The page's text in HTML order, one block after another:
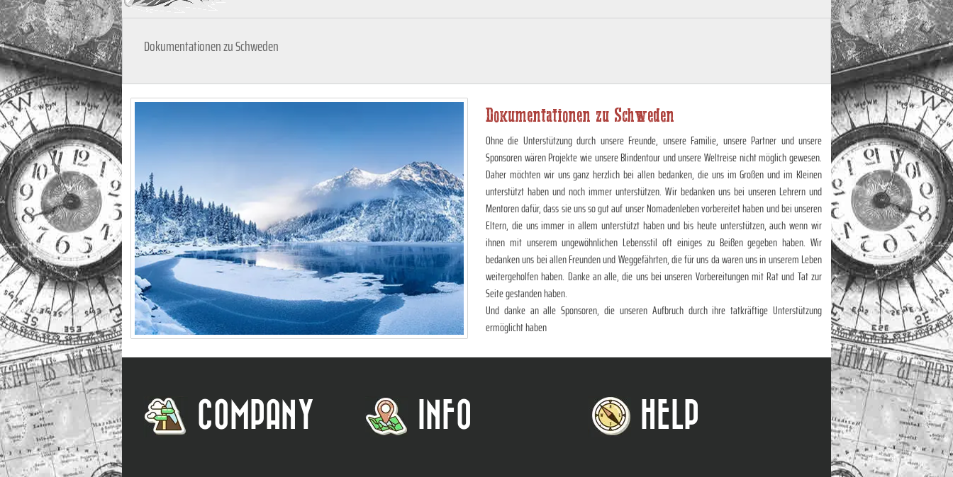
Dokumentationen zu Schweden
Dokumentationen zu Schweden
Ohne die Unterstützung durch unsere Freunde, unsere Familie, unsere Partner und unsere
Sponsoren wären Projekte wie unsere Blindentour und unsere Weltreise nicht möglich gewesen.
Daher möchten wir uns ganz herzlich bei allen bedanken, die uns im Großen und im Kleinen
unterstützt haben und noch immer unterstützen. Wir bedanken uns bei unseren Lehrern und
Mentoren dafür, dass sie uns so gut auf unser Nomadenleben vorbereitet haben und bei unseren
Eltern, die uns immer in allem unterstützt haben und bis heute unterstützen, auch wenn wir
ihnen mit unserem ungewöhnlichen Lebensstil oft einiges zu Beißen gegeben haben. Wir
bedanken uns bei allen Freunden und Weggefährten, die für uns da waren uns in unserem Leben
weitergeholfen haben. Danke an alle, die uns bei unseren Vorbereitungen mit Rat und Tat zur
Seite gestanden haben.
Und danke an alle Sponsoren, die unseren Aufbruch durch ihre tatkräftige Unterstützung
ermöglicht haben
COMPANY INFO HELP